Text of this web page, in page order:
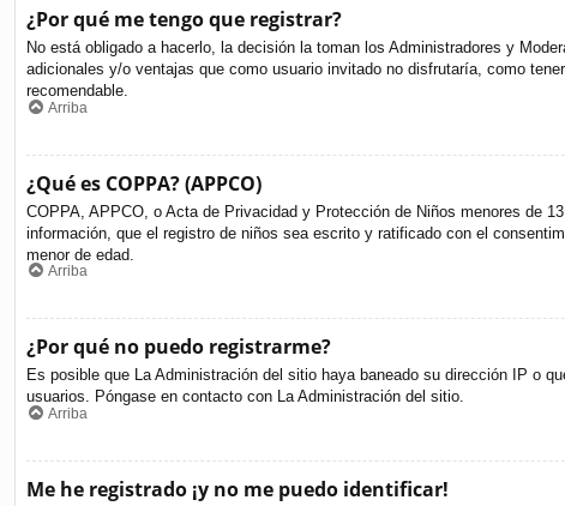
¿Por qué me tengo que registrar?
No está obligado a hacerlo, la decisión la toman los Administradores y
adicionales y/o ventajas que como usuario invitado no disfrutaría, como
recomendable.
Arriba
¿Qué es COPPA? (APPCO)
COPPA, APPCO, o Acta de Privacidad y Protección de Niños menores de
información, que el registro de niños sea escrito y ratificado con el
menor de edad.
Arriba
¿Por qué no puedo registrarme?
Es posible que La Administración del sitio haya baneado su dirección IP o
usuarios. Póngase en contacto con La Administración del sitio.
Arriba
Me he registrado ¡y no me puedo identificar!